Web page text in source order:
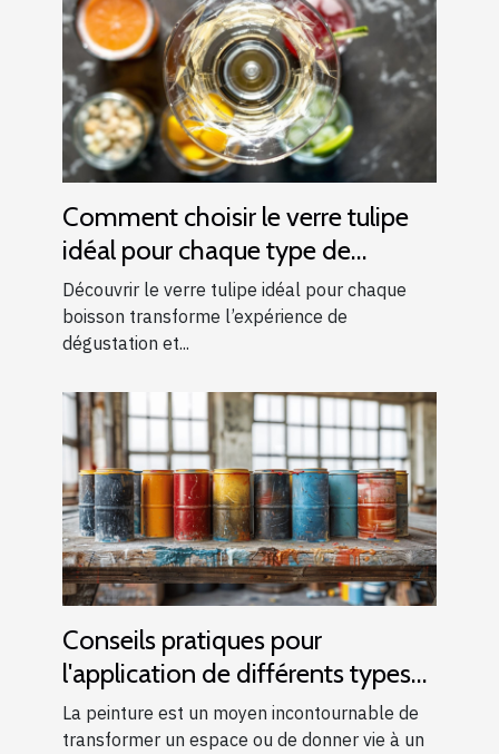
Comment choisir le verre tulipe
idéal pour chaque type de
boisson ?
Découvrir le verre tulipe idéal pour chaque
boisson transforme l’expérience de
dégustation et...
Conseils pratiques pour
l'application de différents types
de peintures
La peinture est un moyen incontournable de
transformer un espace ou de donner vie à un